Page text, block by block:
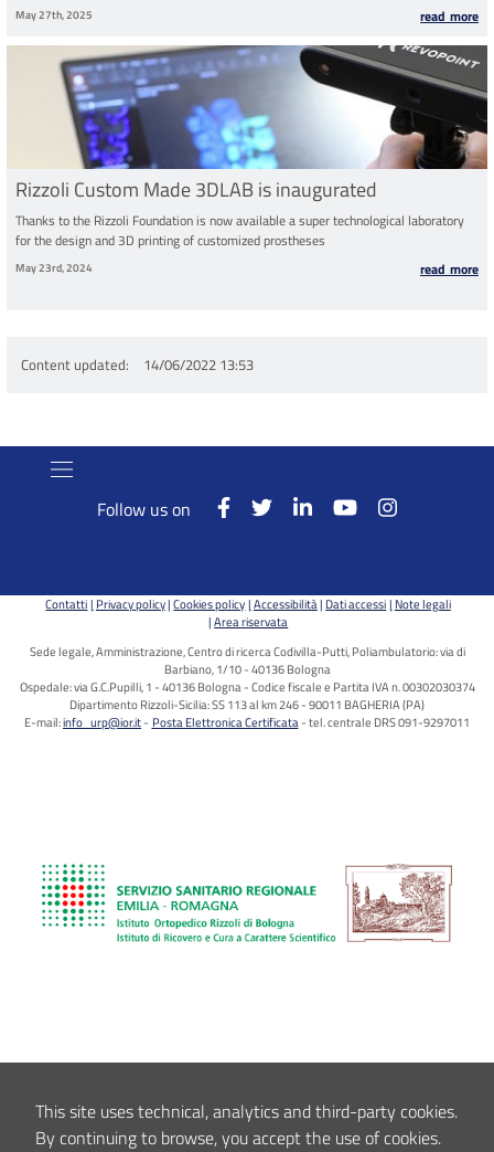
May 27th, 2025 read more
Rizzoli Custom Made 3DLAB is inaugurated
Thanks to the Rizzoli Foundation is now available a super technological laboratory
for the design and 3D printing of customized prostheses
May 23rd, 2024 read more
Content updated 14/06/2022 13:53
Follow us on
Contatti Privacy policy Cookies policy Accessibilità Dati accessi Note legali
Area riservata
Sede legale, Amministrazione, Centro di ricerca Codivilla-Putti, Poliambulatorio: via di
Barbiano, 1/10 - 40136 Bologna
Ospedale: via G.C.Pupilli, 1 - 40136 Bologna - Codice fiscale e Partita IVA n. 00302030374
Dipartimento Rizzoli-Sicilia: SS 113 al km 246 - 90011 BAGHERIA (PA)
E-mail:info_urp@ior.it Posta Elettronica Certificata tel. centrale DRS 091-9297011
This site uses technical, analytics and third-party cookies.
By continuing to browse, you accept the use of cookies.